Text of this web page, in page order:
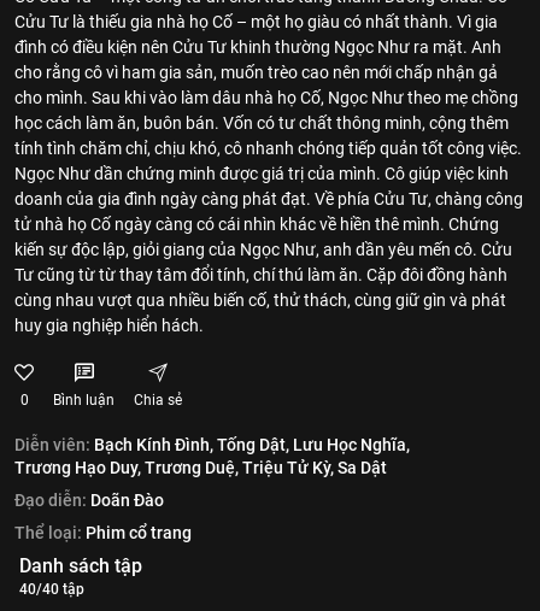
Cửu Tư là thiếu gia nhà họ Cố – một họ giàu có nhất thành. Vì gia
đình có điều kiện nên Cửu Tư khinh thường Ngọc Như ra mặt. Anh
cho rằng cô vì ham gia sản, muốn trèo cao nên mới chấp nhận gả
cho mình. Sau khi vào làm dâu nhà họ Cố, Ngọc Như theo mẹ chồng
học cách làm ăn, buôn bán. Vốn có tư chất thông minh, cộng thêm
tính tình chăm chỉ, chịu khó, cô nhanh chóng tiếp quản tốt công việc.
Ngọc Như dần chứng minh được giá trị của mình. Cô giúp việc kinh
doanh của gia đình ngày càng phát đạt. Về phía Cửu Tư, chàng công
tử nhà họ Cố ngày càng có cái nhìn khác về hiền thê mình. Chứng
kiến sự độc lập, giỏi giang của Ngọc Như, anh dần yêu mến cô. Cửu
Tư cũng từ từ thay tâm đổi tính, chí thú làm ăn. Cặp đôi đồng hành
cùng nhau vượt qua nhiều biến cố, thử thách, cùng giữ gìn và phát
huy gia nghiệp hiển hách.
0 Bình luận Chia sẻ
Diễn viên: Bạch Kính Đình,Tống Dật, Lưu Học Nghĩa,
Trương Hạo Duy,Trương Duệ,Triệu Tử Kỳ,Sa Dật
Đạo diễn: Doãn Đào
Thể loại: Phim cổ trang
Danh sách tập
40/40 tập